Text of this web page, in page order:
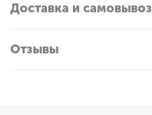
Доставка и самовывоз
Отзывы